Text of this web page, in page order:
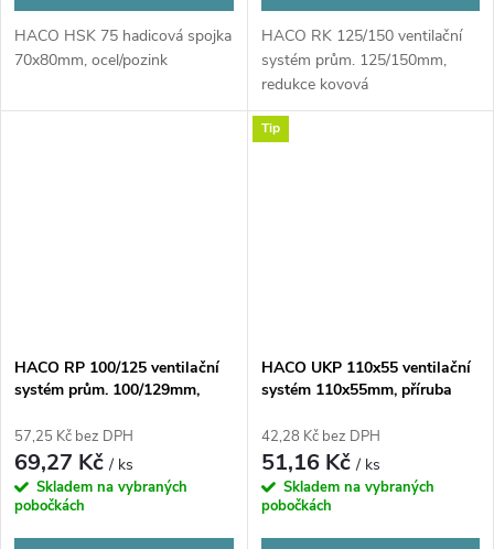
HACO HSK 75 hadicová spojka
70x80mm, ocel/pozink
HACO RK 125/150 ventilační
systém prům. 125/150mm,
redukce kovová
HACO RP 100/125 ventilační
systém prům. 100/129mm,
57,25 Kč bez DPH
69,27 Kč/ ks
Skladem na vybraných
pobočkách
Tip
HACO UKP 110x55 ventilační
systém 110x55mm, příruba
42,28 Kč bez DPH
51,16 Kč/ ks
Skladem na vybraných
pobočkách